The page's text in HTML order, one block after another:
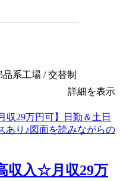
系工場 / 交替制
詳細を表示
収入☆月収29万